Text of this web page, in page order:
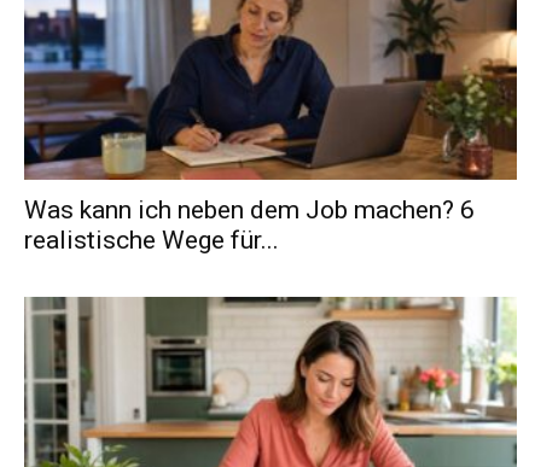
Was kann ich neben dem Job machen? 6
realistische Wege für...